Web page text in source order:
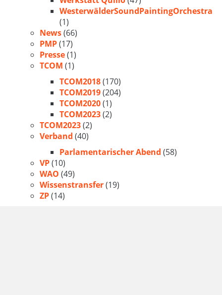
WesterwälderSoundPaintingOrchestra
(1)
News(66)
PMP(17)
Presse(1)
TCOM (1)
TCOM2018(170)
TCOM2019(204)
TCOM2020(1)
TCOM2023(2)
TCOM2023(2)
Verband (40)
Parlamentarischer Abend (58)
VP(10)
WAO (49)
Wissenstransfer(19)
ZP(14)